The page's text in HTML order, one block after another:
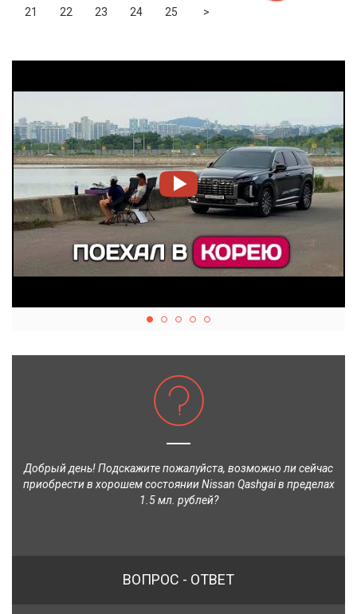
21
22 23 24 25 >
Добрый день! Подскажите пожалуйста, возможно ли сейчас
приобрести в хорошем состоянии Nissan Qashgai в пределах
1.5 мл. рублей?
ВОПРОС - ОТВЕТ